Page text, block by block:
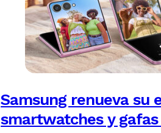
Samsung renueva su
smartwatches y